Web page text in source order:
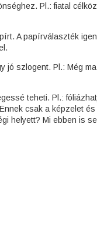
Pl.: fiatal
A papírválaszték
jó szlogent. Pl.: Még
teheti. Pl.:
csak a képzelet
helyett? Mi ebben is